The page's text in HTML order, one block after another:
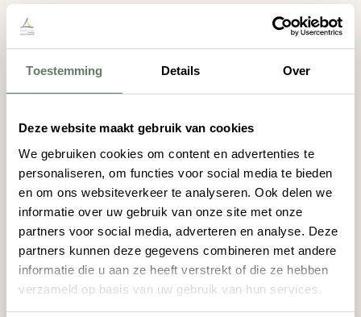
Toestemming Details Over
Deze website maakt gebruik van cookies
We gebruiken cookies om content en advertenties te
personaliseren, om functies voor social media te bieden
en om ons websiteverkeer te analyseren. Ook delen we
informatie over uw gebruik van onze site met onze
partners voor social media, adverteren en analyse. Deze
partners kunnen deze gegevens combineren met andere
informatie die u aan ze heeft verstrekt of die ze hebben
verzameld op basis van uw gebruik van hun services.
Volop activiteit op onze camping met
animatie in Drenthe
Ons animatieteam staat garant voor volop plezier op
onze kindvriendelijke camping in Drenthe. Wat je
kunt verwachten op onze camping:
Ga op pad met bosbioloog Marijn of ga met
natuurspecialist Ewan het bos in!
Theater
Knutselen met spulletjes uit het bos
Stokbrood bakken bij het kampvuur
Berenjacht